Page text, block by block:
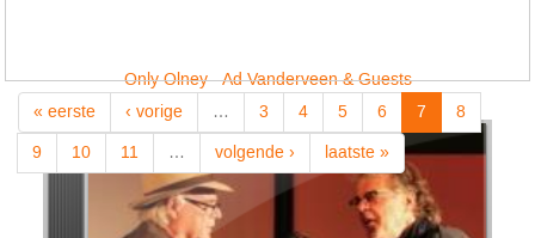
Only Olney - Ad Vanderveen & Guests
« eerste
‹ vorige … 3 4 5 6 7
8
9
10 11 … volgende › laatste »